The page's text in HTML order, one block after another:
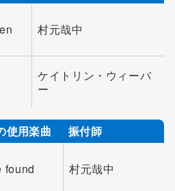
村元哉中
ケイトリン・ウィーバ
ー
使用楽曲
振付師
found 村元哉中